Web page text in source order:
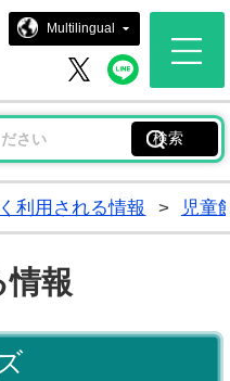
中島村ホ
Multilingual
中島村 X中島
利用される情報 > 児童
報